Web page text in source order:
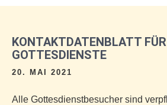
KONTAKTDATENBLATT FÜR
GOTTESDIENSTE
20. MAI 2021
Alle Gottesdienstbesucher sind